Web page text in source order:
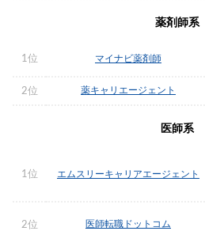
薬剤師系
1位 マイナビ薬剤師
2位 薬キャリエージェント
医師系
1位 エムスリーキャリアエージェント
2位 医師転職ドットコム